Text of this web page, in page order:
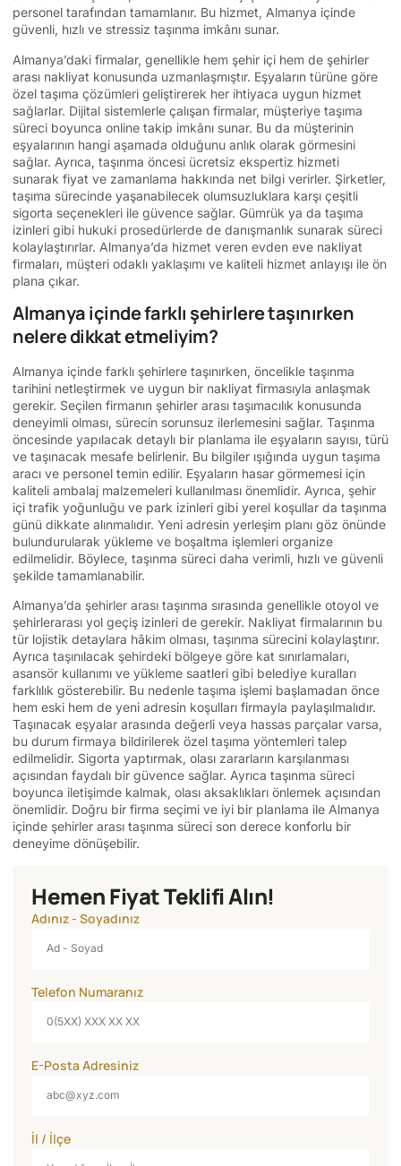
personel tarafından tamamlanır. Bu hizmet, Almanya içinde
güvenli, hızlı ve stressiz taşınma imkânı sunar.
Almanya’daki firmalar, genellikle hem şehir içi hem de şehirler
arası nakliyat konusunda uzmanlaşmıştır. Eşyaların türüne göre
özel taşıma çözümleri geliştirerek her ihtiyaca uygun hizmet
sağlarlar. Dijital sistemlerle çalışan firmalar, müşteriye taşıma
süreci boyunca online takip imkânı sunar. Bu da müşterinin
eşyalarının hangi aşamada olduğunu anlık olarak görmesini
sağlar. Ayrıca, taşınma öncesi ücretsiz ekspertiz hizmeti
sunarak fiyat ve zamanlama hakkında net bilgi verirler. Şirketler,
taşıma sürecinde yaşanabilecek olumsuzluklara karşı çeşitli
sigorta seçenekleri ile güvence sağlar. Gümrük ya da taşıma
izinleri gibi hukuki prosedürlerde de danışmanlık sunarak süreci
kolaylaştırırlar. Almanya’da hizmet veren evden eve nakliyat
firmaları, müşteri odaklı yaklaşımı ve kaliteli hizmet anlayışı ile ön
plana çıkar.
Almanya içinde farklı şehirlere taşınırken
nelere dikkat etmeliyim?
Almanya içinde farklı şehirlere taşınırken, öncelikle taşınma
tarihini netleştirmek ve uygun bir nakliyat firmasıyla anlaşmak
gerekir. Seçilen firmanın şehirler arası taşımacılık konusunda
deneyimli olması, sürecin sorunsuz ilerlemesini sağlar. Taşınma
öncesinde yapılacak detaylı bir planlama ile eşyaların sayısı, türü
ve taşınacak mesafe belirlenir. Bu bilgiler ışığında uygun taşıma
aracı ve personel temin edilir. Eşyaların hasar görmemesi için
kaliteli ambalaj malzemeleri kullanılması önemlidir. Ayrıca, şehir
içi trafik yoğunluğu ve park izinleri gibi yerel koşullar da taşınma
günü dikkate alınmalıdır. Yeni adresin yerleşim planı göz önünde
bulundurularak yükleme ve boşaltma işlemleri organize
edilmelidir. Böylece, taşınma süreci daha verimli, hızlı ve güvenli
şekilde tamamlanabilir.
Almanya’da şehirler arası taşınma sırasında genellikle otoyol ve
şehirlerarası yol geçiş izinleri de gerekir. Nakliyat firmalarının bu
tür lojistik detaylara hâkim olması, taşınma sürecini kolaylaştırır.
Ayrıca taşınılacak şehirdeki bölgeye göre kat sınırlamaları,
asansör kullanımı ve yükleme saatleri gibi belediye kuralları
farklılık gösterebilir. Bu nedenle taşıma işlemi başlamadan önce
hem eski hem de yeni adresin koşulları firmayla paylaşılmalıdır.
Taşınacak eşyalar arasında değerli veya hassas parçalar varsa,
bu durum firmaya bildirilerek özel taşıma yöntemleri talep
edilmelidir. Sigorta yaptırmak, olası zararların karşılanması
açısından faydalı bir güvence sağlar. Ayrıca taşınma süreci
boyunca iletişimde kalmak, olası aksaklıkları önlemek açısından
önemlidir. Doğru bir firma seçimi ve iyi bir planlama ile Almanya
içinde şehirler arası taşınma süreci son derece konforlu bir
deneyime dönüşebilir.
Hemen Fiyat Teklifi Alın!
Adınız - Soyadınız
Telefon Numaranız
E-Posta Adresiniz
İl / İlçe